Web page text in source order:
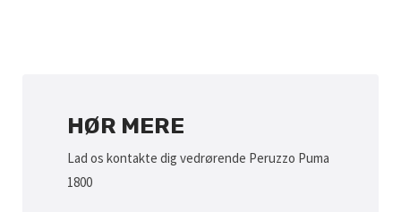
HØR MERE
Lad os kontakte dig vedrørende Peruzzo Puma
1800